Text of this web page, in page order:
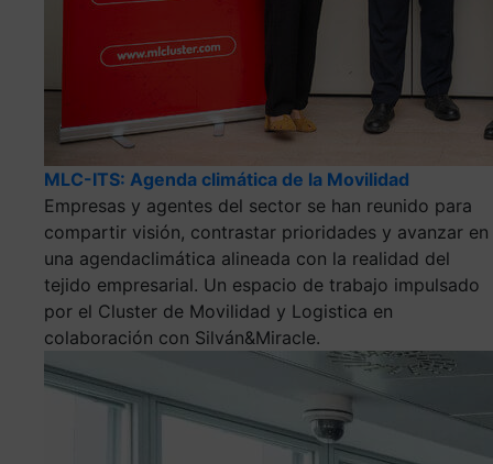
MLC-ITS: Agenda climática de la Movilidad
Empresas y agentes del sector se han reunido para
compartir visión, contrastar prioridades y avanzar en
una agendaclimática alineada con la realidad del
tejido empresarial. Un espacio de trabajo impulsado
por el Cluster de Movilidad y Logistica en
colaboración con Silván&Miracle.